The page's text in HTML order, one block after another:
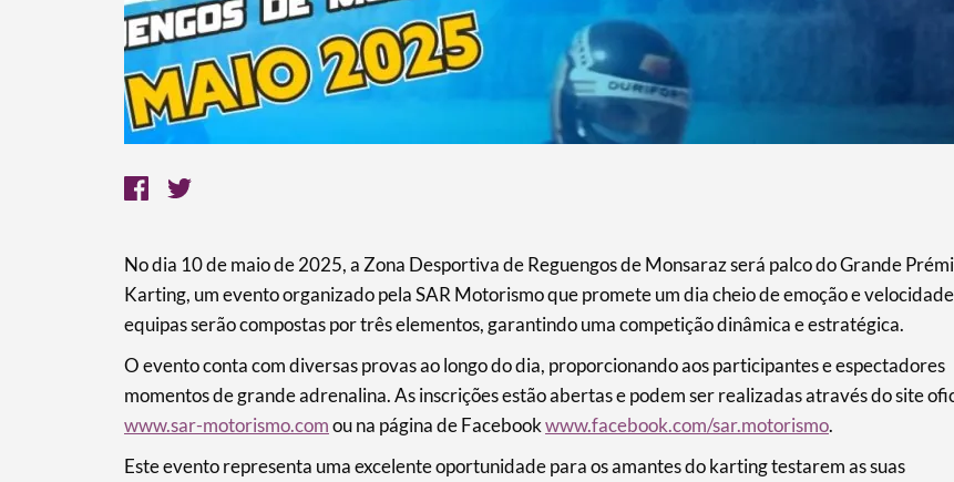
No dia 10 de maio de 2025, a Zona Desportiva de Reguengos de Monsaraz será palco do Grande
Karting, um evento organizado pela SAR Motorismo que promete um dia cheio de emoção e
equipas serão compostas por três elementos, garantindo uma competição dinâmica e estratégica.
O evento conta com diversas provas ao longo do dia, proporcionando aos participantes e espectadores
momentos de grande adrenalina. As inscrições estão abertas e podem ser realizadas através do site
www.sar-motorismo.comou na página de Facebookwww.facebook.com/sar.motorismo.
Este evento representa uma excelente oportunidade para os amantes do karting testarem as suas